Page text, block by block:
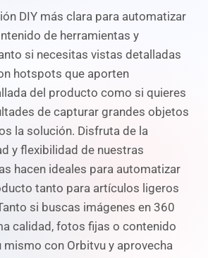
DIY más clara para automatizar
de herramientas y
si necesitas vistas detalladas
hotspots que aporten
del producto como si quieres
de capturar grandes objetos
la solución. Disfruta de la
y flexibilidad de nuestras
hacen ideales para automatizar
tanto para artículos ligeros
si buscas imágenes en 360
calidad, fotos fijas o contenido
mismo con Orbitvu y aprovecha